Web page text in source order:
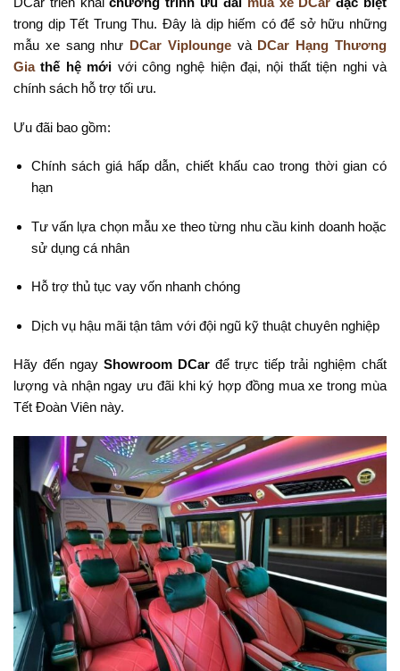
trong dịp Tết Trung Thu. Đây là dịp hiếm có để sở hữu những
mẫu xe sang như DCar Viploungevà DCar Hạng Thương
Giathế hệ mới với công nghệ hiện đại, nội thất tiện nghi và
chính sách hỗ trợ tối ưu.
Ưu đãi bao gồm:
Chính sách giá hấp dẫn, chiết khấu cao trong thời gian có
hạn
Tư vấn lựa chọn mẫu xe theo từng nhu cầu kinh doanh hoặc
sử dụng cá nhân
Hỗ trợ thủ tục vay vốn nhanh chóng
Dịch vụ hậu mãi tận tâm với đội ngũ kỹ thuật chuyên nghiệp
Hãy đến ngay Showroom DCar để trực tiếp trải nghiệm chất
lượng và nhận ngay ưu đãi khi ký hợp đồng mua xe trong mùa
Tết Đoàn Viên này.